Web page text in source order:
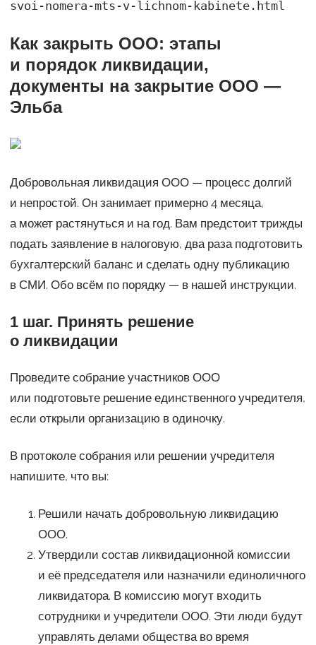
svoi-nomera-mts-v-lichnom-kabinete.html
Как закрыть ООО: этапы
и порядок ликвидации,
документы на закрытие ООО —
Эльба
Добровольная ликвидация ООО — процесс долгий
и непростой. Он занимает примерно 4 месяца,
а может растянуться и на год. Вам предстоит трижды
подать заявление в налоговую, два раза подготовить
бухгалтерский баланс и сделать одну публикацию
в СМИ. Обо всём по порядку — в нашей инструкции.
1 шаг. Принять решение
о ликвидации
Проведите собрание участников ООО
или подготовьте решение единственного учредителя,
если открыли организацию в одиночку.
В протоколе собрания или решении учредителя
напишите, что вы:
Решили начать добровольную ликвидацию
ООО.
Утвердили состав ликвидационной комиссии
и её председателя или назначили единоличного
ликвидатора. В комиссию могут входить
сотрудники и учредители ООО. Эти люди будут
управлять делами общества во время